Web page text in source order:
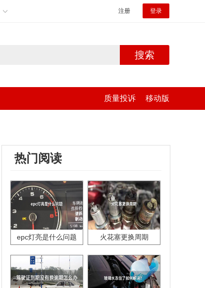
注册 登录
搜索
质量投诉 移动版
热门阅读
epc灯亮是什么问题 火花塞更换周期